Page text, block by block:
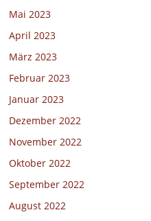
Mai 2023
April 2023
März 2023
Februar 2023
Januar 2023
Dezember 2022
November 2022
Oktober 2022
September 2022
August 2022